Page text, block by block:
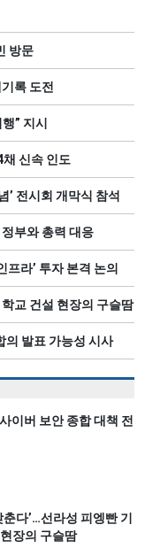
방문
록 도전
” 지시
신속 인도
’ 전시회 개막식 참석
부와 총력 대응
프라’ 투자 본격 논의
교 건설 현장의 구슬땀
의 발표 가능성 시사
이버 보안 종합 대책 전
춘다’…선라성 피엥빤 기
장의 구슬땀